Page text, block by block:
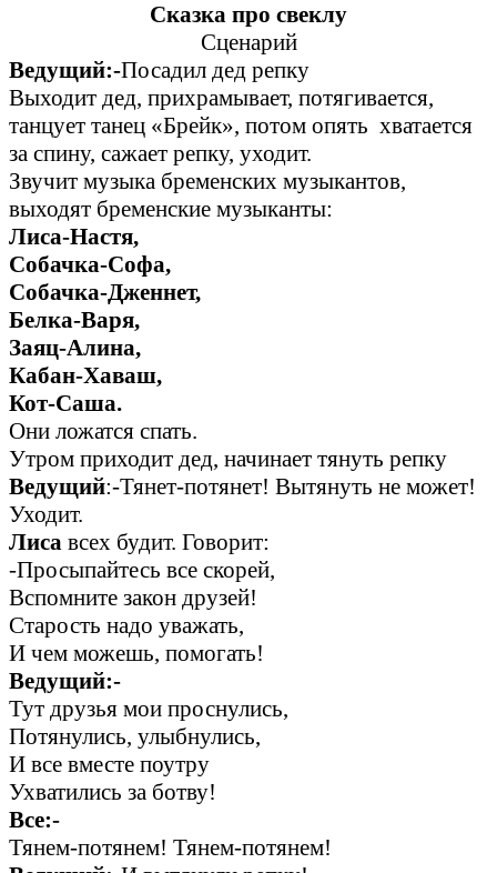
Сказка про свеклу
Сценарий
Ведущий:-Посадил дед репку
Выходит дед, прихрамывает, потягивается,
танцует танец «Брейк», потом опять хватается
за спину, сажает репку, уходит.
Звучит музыка бременских музыкантов,
выходят бременские музыканты:
Лиса-Настя,
Собачка-Софа,
Собачка-Дженнет,
Белка-Варя,
Заяц-Алина,
Кабан-Хаваш,
Кот-Саша.
Они ложатся спать.
Утром приходит дед, начинает тянуть репку
Ведущий:-Тянет-потянет! Вытянуть не может!
Уходит.
Лиса всех будит. Говорит:
-Просыпайтесь все скорей,
Вспомните закон друзей!
Старость надо уважать,
И чем можешь, помогать!
Ведущий:-
Тут друзья мои проснулись,
Потянулись, улыбнулись,
И все вместе поутру
Ухватились за ботву!
Все:-
Тянем-потянем! Тянем-потянем!